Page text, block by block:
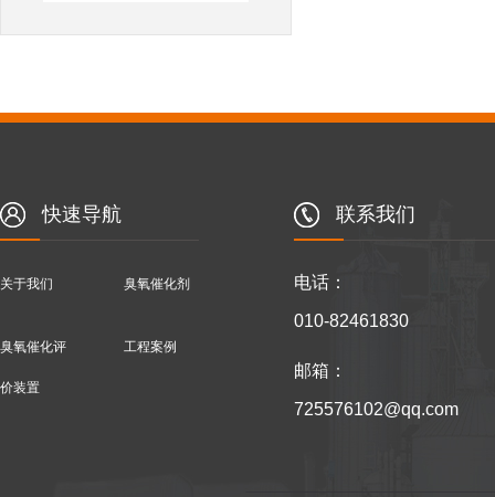
快速导航
关于我们 臭氧催化剂
臭氧催化评
价装置
工程案例
联系我们
电话：
010-82461830
邮箱：
725576102@qq.com